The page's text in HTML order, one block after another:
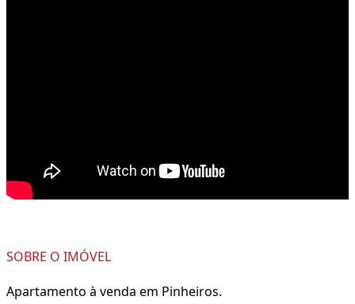
SOBRE O IMÓVEL
Apartamento à venda em Pinheiros.